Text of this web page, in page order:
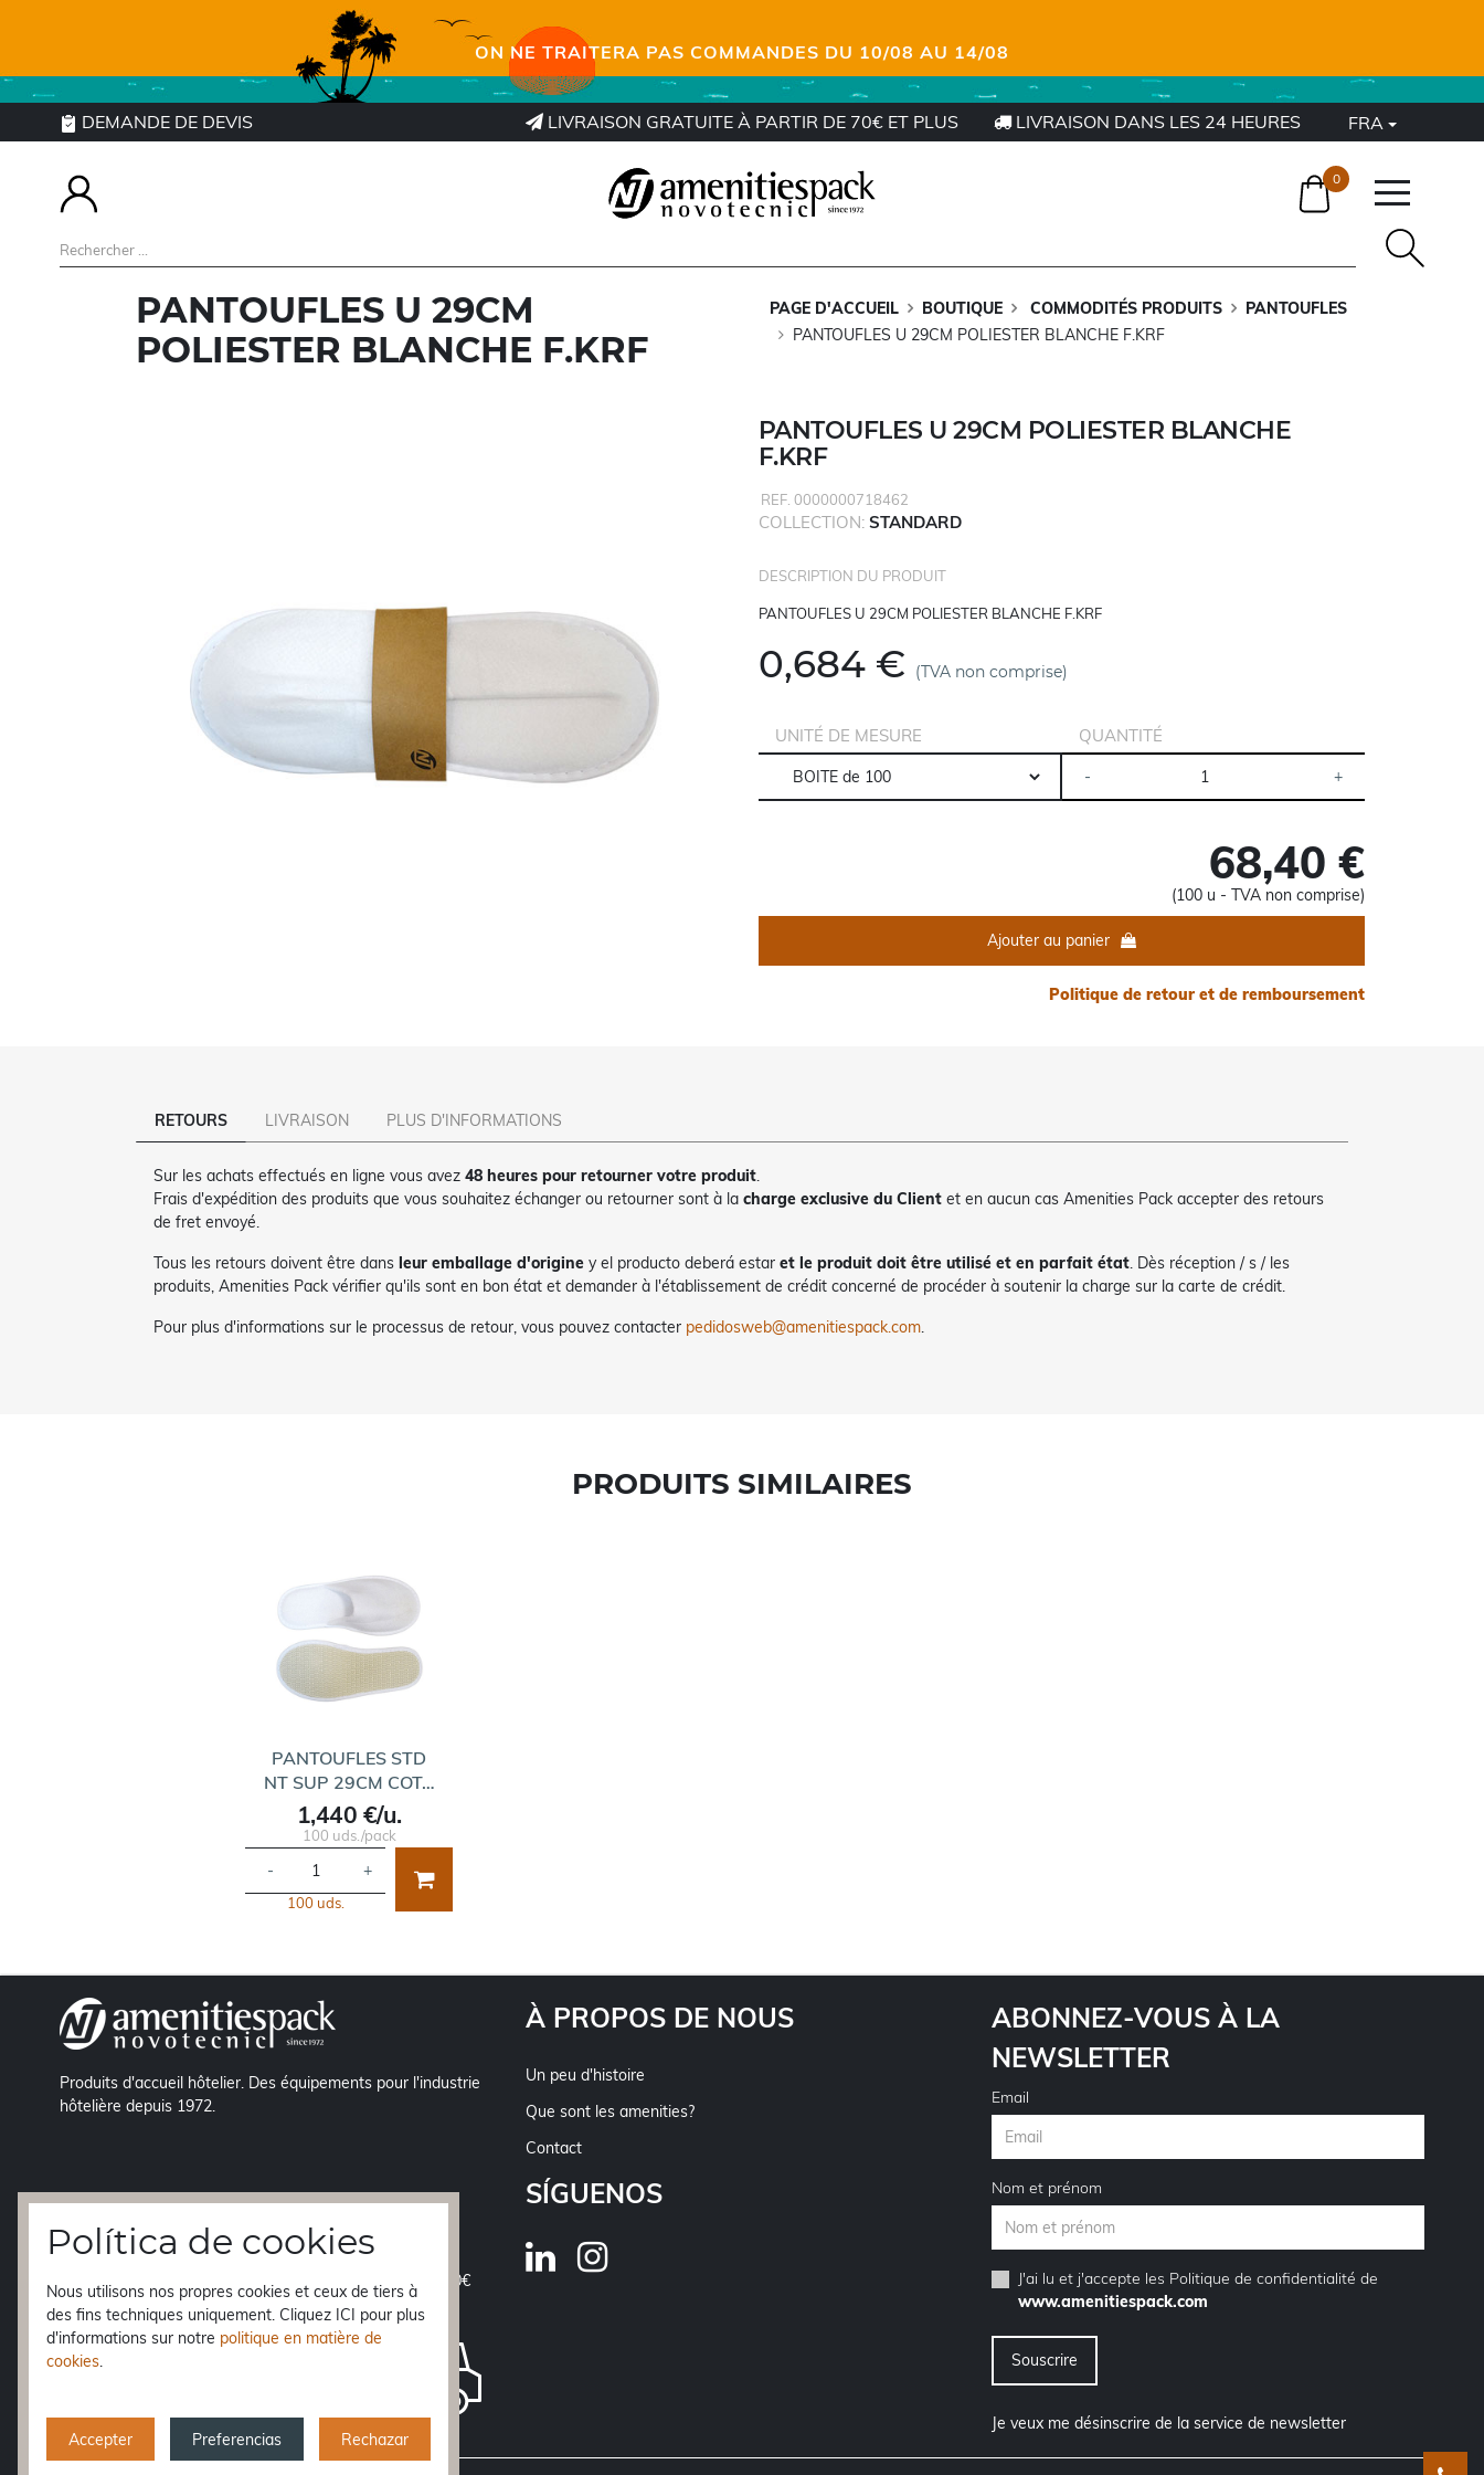
ON NE TRAITERA PAS COMMANDES DU 10/08 AU 14/08
DEMANDE DE DEVIS LIVRAISON GRATUITE À PARTIR DE 70€ ET PLUS LIVRAISON DANS LES 24 HEURES FRA
0
PANTOUFLES U 29CM
POLIESTER BLANCHE F.KRF
PAGE D'ACCUEIL BOUTIQUE COMMODITÉS PRODUITS
PANTOUFLES
PANTOUFLES U 29CM POLIESTER BLANCHE F.KRF
PANTOUFLES U 29CM POLIESTER BLANCHE
F.KRF
REF. 0000000718462
COLLECTION: STANDARD
DESCRIPTION DU PRODUIT
PANTOUFLES U 29CM POLIESTER BLANCHE F.KRF
0,684 € (TVA non comprise)
UNITÉ DE MESURE QUANTITÉ
68,40 €
(100 u - TVA non comprise)
Ajouter au panier
Politique de retour et de remboursement
RETOURS LIVRAISON PLUS D'INFORMATIONS
Sur les achats effectués en ligne vous avez48 heures pour retourner votre produit.
Frais d'expédition des produits que vous souhaitez échanger ou retourner sont à la charge exclusive du Client et en aucun cas Amenities Pack accepter des retours
de fret envoyé.
Tous les retours doivent être dans leur emballage d'originey el producto deberá estar et le produit doit être utilisé et en parfait état. Dès réception / s / les
produits, Amenities Pack vérifier qu'ils sont en bon état et demander à l'établissement de crédit concerné de procéder à soutenir la charge sur la carte de crédit.
Pour plus d'informations sur le processus de retour, vous pouvez contacter pedidosweb@amenitiespack.com.
PRODUITS SIMILAIRES
PANTOUFLES STD
NT SUP 29CM COT…
1,440 €/u.
100 uds./pack
- +
100 uds.
Produits d'accueil hôtelier. Des équipements pour l'industrie
hôtelière depuis 1972.
EXPÉDITION GRATUITE á péninsule à partir de 70€
LIVRAISON EN 24h.
Baléares, Ceuta et Melilla
À PROPOS DE NOUS
Un peu d'histoire
Que sont les amenities?
Contact
SÍGUENOS
ABONNEZ-VOUS À LA
NEWSLETTER
Email
Nom et prénom
J'ai lu et j'accepte les Politique de confidentialité de
www.amenitiespack.com
Je veux me désinscrire de la service de newsletter
Política de cookies
Nous utilisons nos propres cookies et ceux de tiers à
des fins techniques uniquement. Cliquez ICI pour plus
d'informations sur notre politique en matière de
cookies.
Accepter Preferencias Rechazar